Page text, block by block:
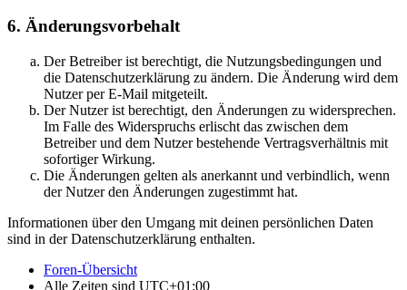
6. Änderungsvorbehalt
Der Betreiber ist berechtigt, die Nutzungsbedingungen und
die Datenschutzerklärung zu ändern. Die Änderung wird dem
Nutzer per E-Mail mitgeteilt.
Der Nutzer ist berechtigt, den Änderungen zu widersprechen.
Im Falle des Widerspruchs erlischt das zwischen dem
Betreiber und dem Nutzer bestehende Vertragsverhältnis mit
sofortiger Wirkung.
Die Änderungen gelten als anerkannt und verbindlich, wenn
der Nutzer den Änderungen zugestimmt hat.
Informationen über den Umgang mit deinen persönlichen Daten
sind in der Datenschutzerklärung enthalten.
Foren-Übersicht
Alle Zeiten sind UTC+01:00